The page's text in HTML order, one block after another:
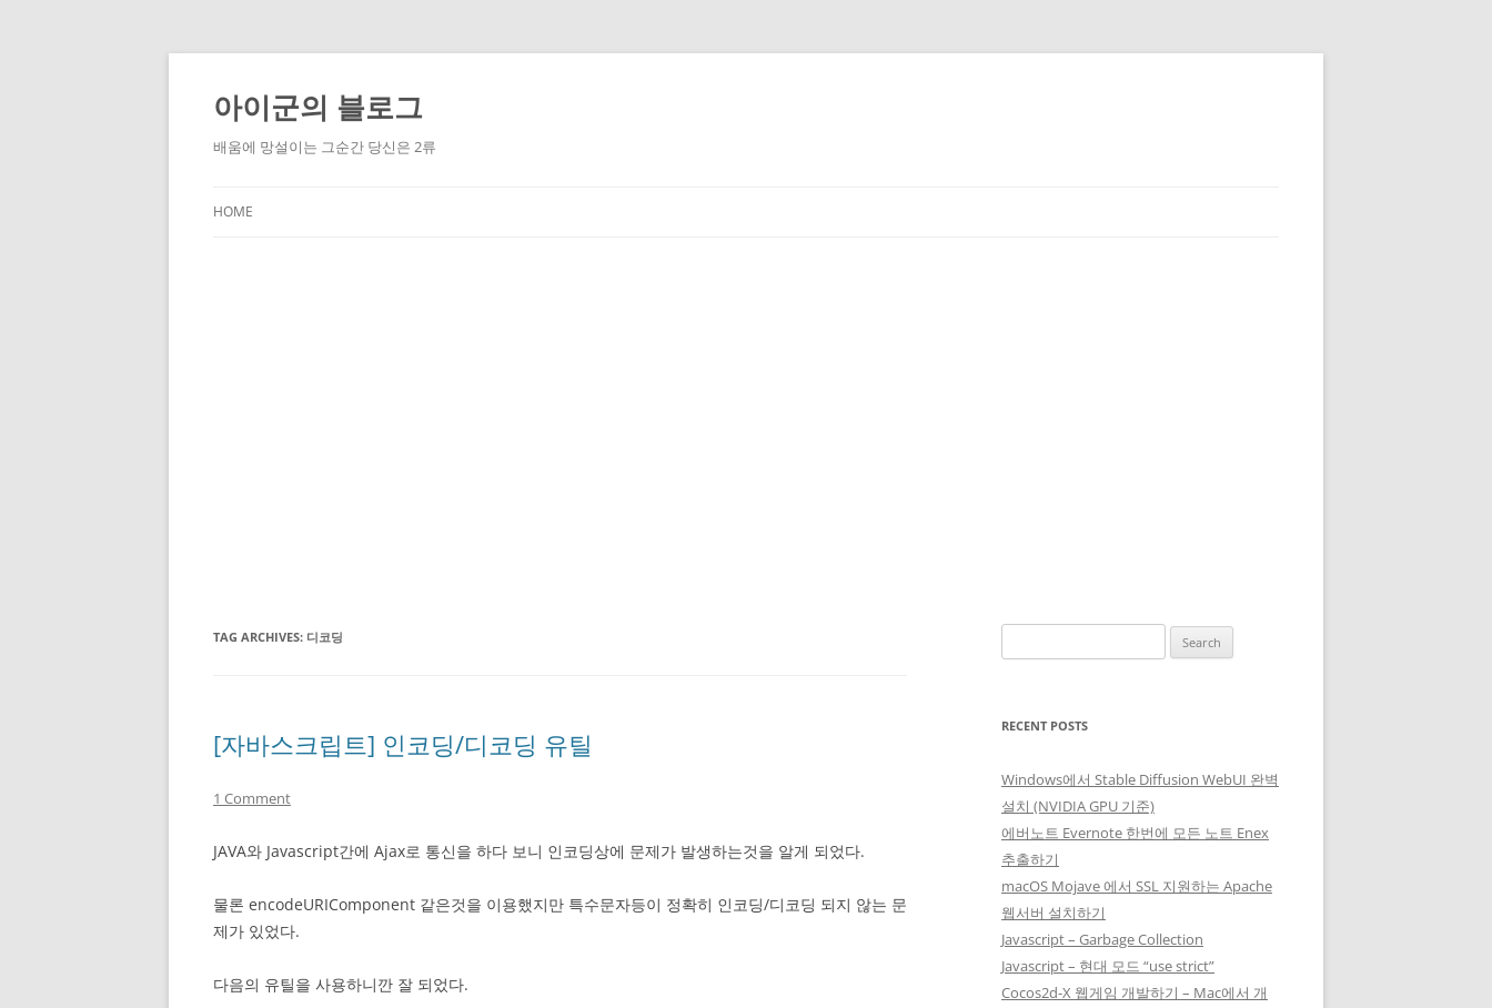
Skip
content
아이군의 블로그
배움에 망설이는 그순간 당신은 2류
HOME
TAG ARCHIVES: 디코딩
[자바스크립트] 인코딩/디코딩 유틸
1 Comment
JAVA와 Javascript간에 Ajax로 통신을 하다 보니 인코딩상에 문제가 발생하는것을 알게 되었다.
물론 encodeURIComponent 같은것을 이용했지만 특수문자등이 정확히 인코딩/디코딩 되지 않는 문
제가 있었다.
다음의 유틸을 사용하니깐 잘 되었다.
for:
RECENT POSTS
Windows에서 Stable Diffusion WebUI 완벽
설치 (NVIDIA GPU 기준)
에버노트 Evernote 한번에 모든 노트 Enex
추출하기
macOS Mojave 에서 SSL 지원하는 Apache
웹서버 설치하기
Javascript – Garbage Collection
Javascript – 현대 모드 “use strict”
Cocos2d-X 웹게임 개발하기 – Mac에서 개